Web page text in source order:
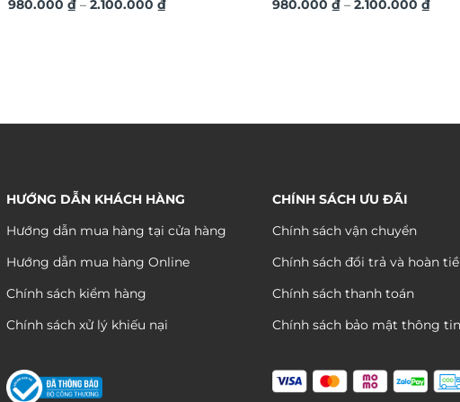
THUẬT TG589
980.000₫ – 2.100.000₫Khoảng
TG585
980.000 ₫ – 2.100.000 ₫
HƯỚNG DẪN KHÁCH HÀNG
Hướng dẫn mua hàng tại cửa hàng
Hướng dẫn mua hàng Online
Chính sách kiểm hàng
Chính sách xử lý khiếu nại
CHÍNH SÁCH ƯU ĐÃI
Chính sách vận chuyển
Chính sách đổi trả và hoàn
Chính sách thanh toán
Chính sách bảo mật thông tin